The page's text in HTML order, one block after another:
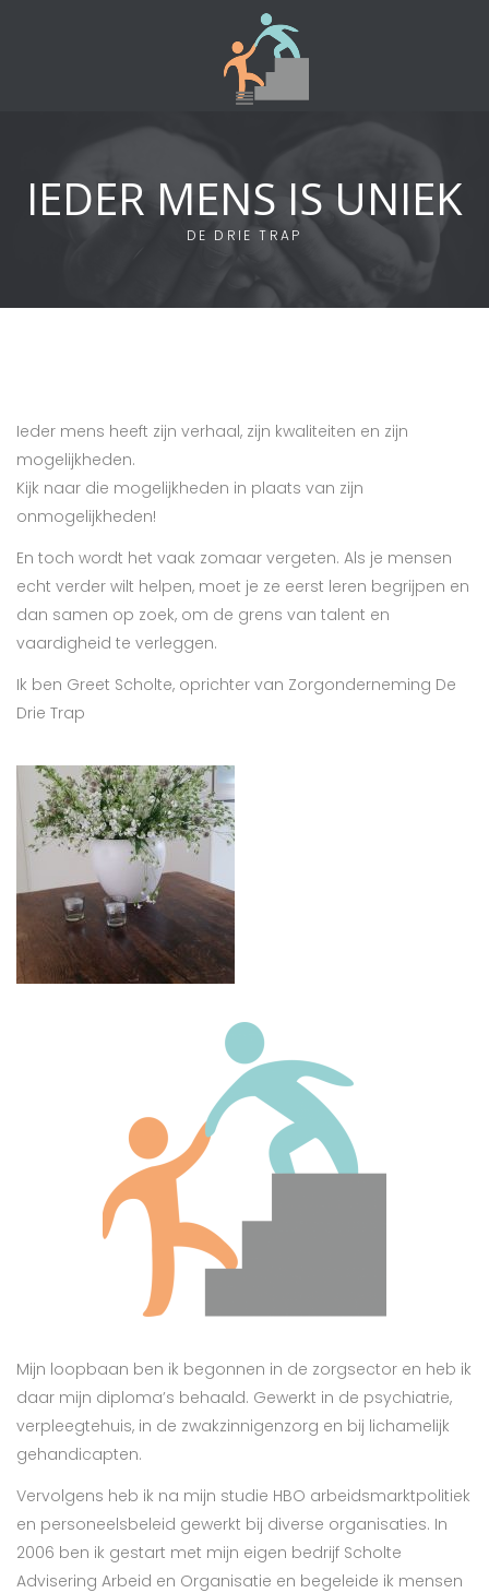
IEDER MENS IS UNIEK
DE DRIE TRAP
Ieder mens heeft zijn verhaal, zijn kwaliteiten en zijn
mogelijkheden.
Kijk naar die mogelijkheden in plaats van zijn
onmogelijkheden!
En toch wordt het vaak zomaar vergeten. Als je mensen
echt verder wilt helpen, moet je ze eerst leren begrijpen en
dan samen op zoek, om de grens van talent en
vaardigheid te verleggen.
Ik ben Greet Scholte, oprichter van Zorgonderneming De
Drie Trap
Mijn loopbaan ben ik begonnen in de zorgsector en heb ik
daar mijn diploma’s behaald. Gewerkt in de psychiatrie,
verpleegtehuis, in de zwakzinnigenzorg en bij lichamelijk
gehandicapten.
Vervolgens heb ik na mijn studie HBO arbeidsmarktpolitiek
en personeelsbeleid gewerkt bij diverse organisaties. In
2006 ben ik gestart met mijn eigen bedrijf Scholte
Advisering Arbeid en Organisatie en begeleide ik mensen